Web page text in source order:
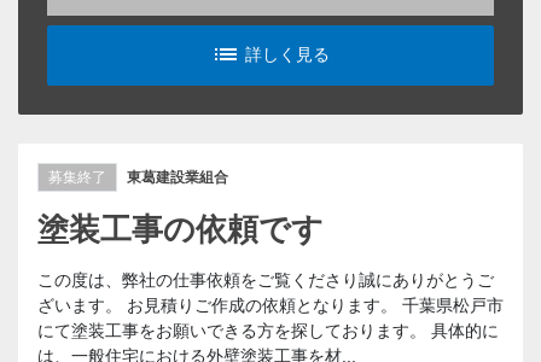
list_alt
詳しく見る
募集終了 東葛建設業組合
塗装工事の依頼です
この度は、弊社の仕事依頼をご覧くださり誠にありがとうご
ざいます。 お見積りご作成の依頼となります。 千葉県松戸市
にて塗装工事をお願いできる方を探しております。 具体的に
は、一般住宅における外壁塗装工事を材...